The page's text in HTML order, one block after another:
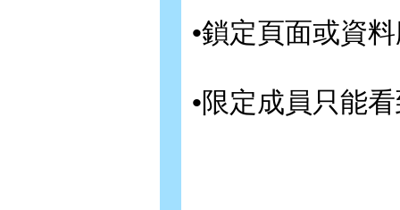
•鎖定頁面或資
•限定成員只能